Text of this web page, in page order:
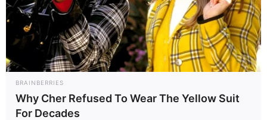
para que el óvulo se implante en la pared uterina y se
desarrolle el embrión.
BRAINBERRIES
Why Cher Refused To Wear The Yellow Suit
For Decades